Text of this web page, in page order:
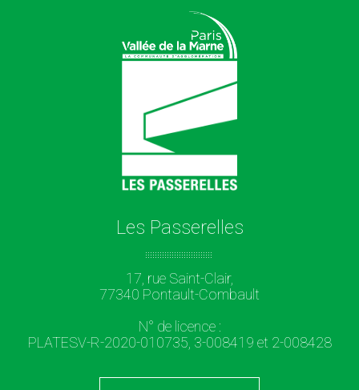
Les Passerelles
17, rue Saint-Clair,
77340 Pontault-Combault
N° de licence :
PLATESV-R-2020-010735, 3-008419 et 2-008428